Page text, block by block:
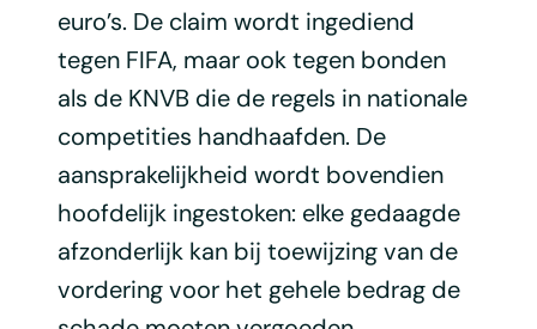
euro’s. De claim wordt ingediend
tegen FIFA, maar ook tegen bonden
als de KNVB die de regels in nationale
competities handhaafden. De
aansprakelijkheid wordt bovendien
hoofdelijk ingestoken: elke gedaagde
afzonderlijk kan bij toewijzing van de
vordering voor het gehele bedrag de